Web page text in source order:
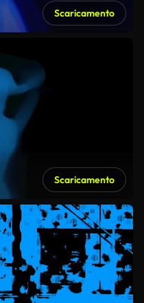
Scaricamento
Scaricamento